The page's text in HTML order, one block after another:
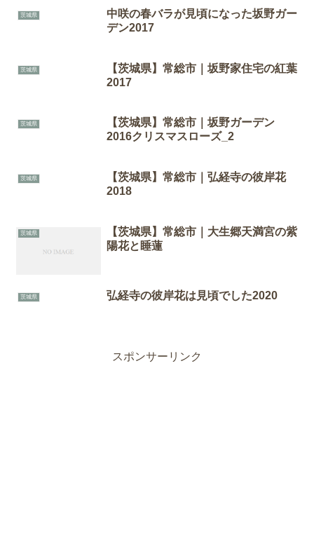
茨城県
中咲の春バラが見頃になった坂野ガー
デン2017
茨城県
【茨城県】常総市｜坂野家住宅の紅葉
2017
茨城県
【茨城県】常総市｜坂野ガーデン
2016クリスマスローズ_2
茨城県
【茨城県】常総市｜弘経寺の彼岸花
2018
茨城県
【茨城県】常総市｜大生郷天満宮の紫
陽花と睡蓮
茨城県 弘経寺の彼岸花は見頃でした2020
スポンサーリンク